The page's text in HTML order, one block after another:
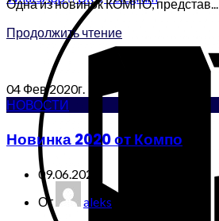
Одна из новинок КОМПО, представ...
Продолжить чтение
04 Фев2020г.
НОВОСТИ
Новинка 2020 от Компо
09.06.2020
От
aleks